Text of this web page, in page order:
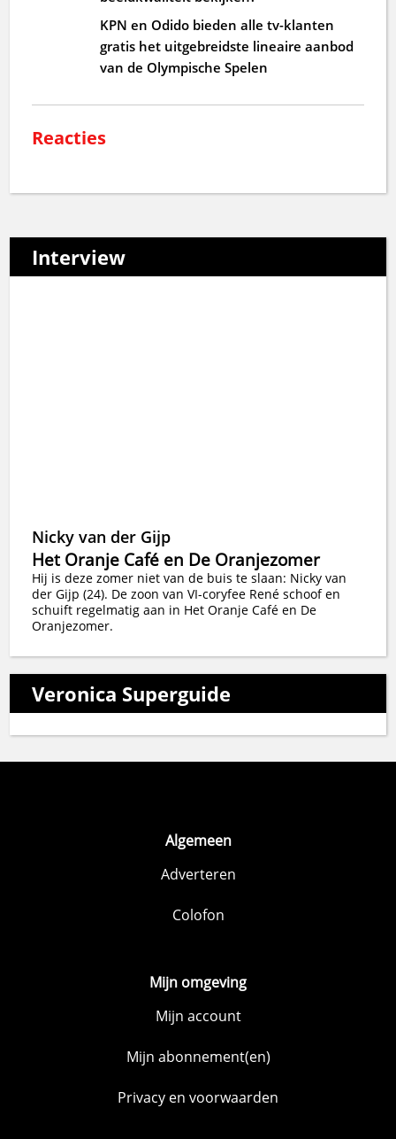
KPN en Odido bieden alle tv-klanten
gratis het uitgebreidste lineaire aanbod
van de Olympische Spelen
Reacties
Interview
Nicky van der Gijp
Het Oranje Café en De Oranjezomer
Hij is deze zomer niet van de buis te slaan: Nicky van
der Gijp (24). De zoon van VI-coryfee René schoof en
schuift regelmatig aan in Het Oranje Café en De
Oranjezomer.
Veronica Superguide
Algemeen
Adverteren
Colofon
Mijn omgeving
Mijn account
Mijn abonnement(en)
Privacy en voorwaarden